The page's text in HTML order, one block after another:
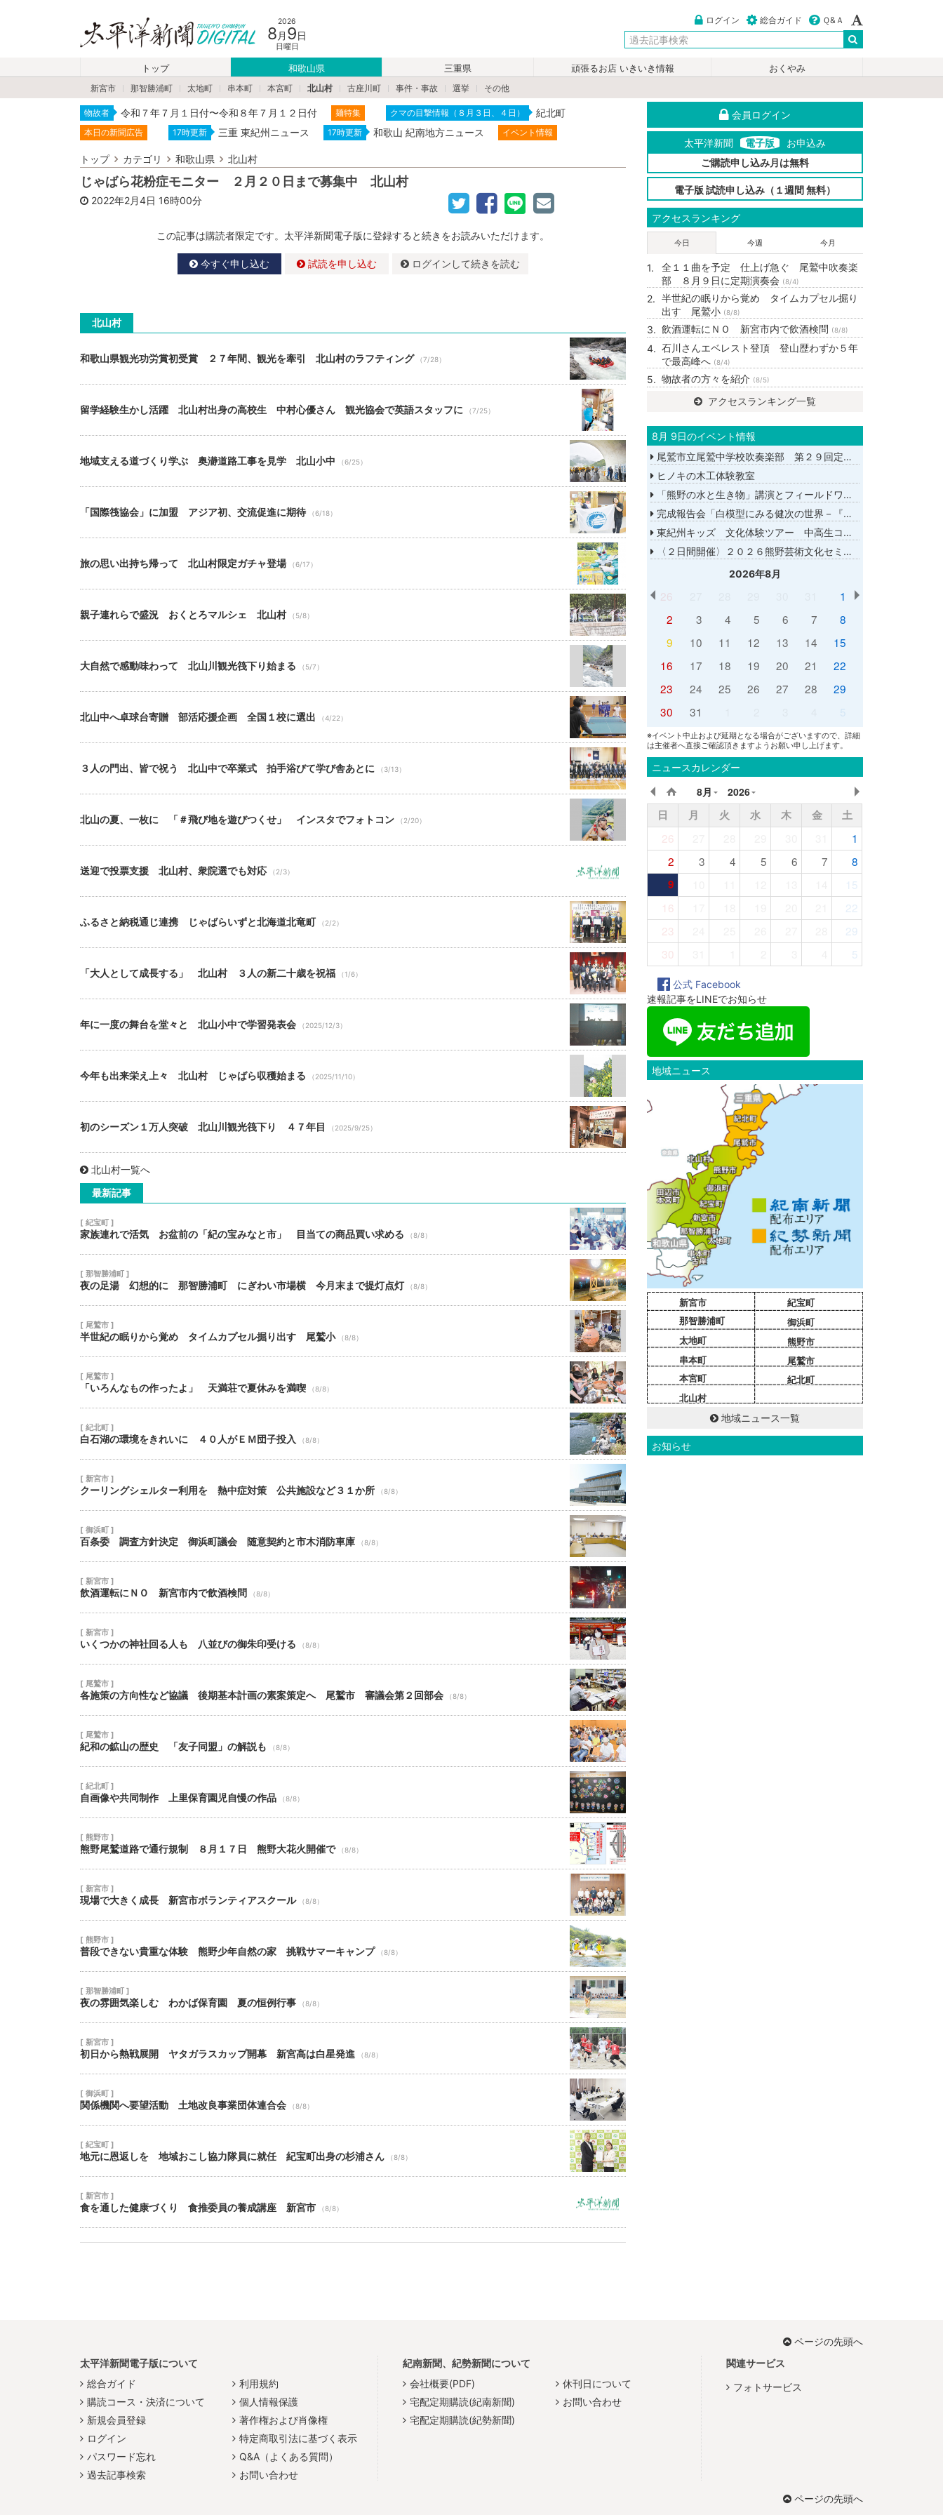
2026
8 月 9日
日曜日
ログイン 総合ガイド Ｑ&Ａ
トップ 和歌山県 三重県 頑張るお店 いきいき情報
おくやみ
新宮市
那智勝浦町 太地町 串本町 本宮町 北山村 古座川町 事件・事故 選挙 その他
物故者 令和７年７月１日付〜令和８年７月１２日付 麺特集 クマの目撃情報（８月３日、４日） 紀北町
本日の新聞広告 17時更新 三重 東紀州ニュース 17時更新 和歌山 紀南地方ニュース イベント情報
トップ カテゴリ 和歌山県 北山村
じゃばら花粉症モニター ２月２０日まで募集中 北山村
2022年2月4日 16時00分
この記事は購読者限定です。太平洋新聞電子版に登録すると続きをお読みいただけます。
今すぐ申し込む 試読を申し込む ログインして続きを読む
北山村
和歌山県観光功労賞初受賞 ２７年間、観光を牽引 北山村のラフティング （7/28）
留学経験生かし活躍 北山村出身の高校生 中村心優さん 観光協会で英語スタッフに （7/25）
地域支える道づくり学ぶ 奥瀞道路工事を見学 北山小中 （6/25）
「国際筏協会」に加盟 アジア初、交流促進に期待 （6/18）
旅の思い出持ち帰って 北山村限定ガチャ登場 （6/17）
親子連れらで盛況 おくとろマルシェ 北山村 （5/8）
大自然で感動味わって 北山川観光筏下り始まる （5/7）
北山中へ卓球台寄贈 部活応援企画 全国１校に選出 （4/22）
３人の門出、皆で祝う 北山中で卒業式 拍手浴びて学び舎あとに （3/13）
北山の夏、一枚に 「＃飛び地を遊びつくせ」 インスタでフォトコン （2/20）
送迎で投票支援 北山村、衆院選でも対応 （2/3）
ふるさと納税通じ連携 じゃばらいずと北海道北竜町 （2/2）
「大人として成長する」 北山村 ３人の新二十歳を祝福 （1/6）
年に一度の舞台を堂々と 北山小中で学習発表会 （2025/12/3）
今年も出来栄え上々 北山村 じゃばら収穫始まる （2025/11/10）
初のシーズン１万人突破 北山川観光筏下り ４７年目 （2025/9/25）
北山村一覧へ
最新記事
[ 紀宝町 ]
家族連れで活気 お盆前の「紀の宝みなと市」 目当ての商品買い求める （8/8）
[ 那智勝浦町 ]
夜の足湯 幻想的に 那智勝浦町 にぎわい市場横 今月末まで提灯点灯 （8/8）
[ 尾鷲市 ]
半世紀の眠りから覚め タイムカプセル掘り出す 尾鷲小 （8/8）
[ 尾鷲市 ]
「いろんなもの作ったよ」 天満荘で夏休みを満喫 （8/8）
[ 紀北町 ]
白石湖の環境をきれいに ４０人がＥＭ団子投入 （8/8）
[ 新宮市 ]
クーリングシェルター利用を 熱中症対策 公共施設など３１か所 （8/8）
[ 御浜町 ]
百条委 調査方針決定 御浜町議会 随意契約と市木消防車庫 （8/8）
[ 新宮市 ]
飲酒運転にＮＯ 新宮市内で飲酒検問 （8/8）
[ 新宮市 ]
いくつかの神社回る人も 八並びの御朱印受ける （8/8）
[ 尾鷲市 ]
各施策の方向性など協議 後期基本計画の素案策定へ 尾鷲市 審議会第２回部会 （8/8）
[ 尾鷲市 ]
紀和の鉱山の歴史 「友子同盟」の解説も （8/8）
[ 紀北町 ]
自画像や共同制作 上里保育園児自慢の作品 （8/8）
[ 熊野市 ]
熊野尾鷲道路で通行規制 ８月１７日 熊野大花火開催で （8/8）
[ 新宮市 ]
現場で大きく成長 新宮市ボランティアスクール （8/8）
[ 熊野市 ]
普段できない貴重な体験 熊野少年自然の家 挑戦サマーキャンプ （8/8）
[ 那智勝浦町 ]
夜の雰囲気楽しむ わかば保育園 夏の恒例行事 （8/8）
[ 新宮市 ]
初日から熱戦展開 ヤタガラスカップ開幕 新宮高は白星発進 （8/8）
[ 御浜町 ]
関係機関へ要望活動 土地改良事業団体連合会 （8/8）
[ 紀宝町 ]
地元に恩返しを 地域おこし協力隊員に就任 紀宝町出身の杉浦さん （8/8）
[ 新宮市 ]
食を通した健康づくり 食推委員の養成講座 新宮市 （8/8）
会員ログイン
太平洋新聞 電子版
お申込み
ご購読申し込み月は無料
電子版 試読申し込み（１週間 無料）
アクセスランキング
今日 今週 今月
全１１曲を予定 仕上げ急ぐ 尾鷲中吹奏楽
部 ８月９日に定期演奏会 (8/4)
半世紀の眠りから覚め タイムカプセル掘り
出す 尾鷲小 (8/8)
飲酒運転にＮＯ 新宮市内で飲酒検問 (8/8)
石川さんエベレスト登頂 登山歴わずか５年
で最高峰へ (8/4)
物故者の方々を紹介 (8/5)
アクセスランキング一覧
8月 9日のイベント情報
尾鷲市立尾鷲中学校吹奏楽部 第２９回定期演奏会
ヒノキの木工体験教室
「熊野の水と生き物」講演とフィールドワーク
完成報告会「白模型にみる健次の世界－『千年の愉楽』『奇蹟』より－」
東紀州キッズ 文化体験ツアー 中高生コース
〈２日間開催〉２０２６熊野芸術文化セミナー
2026年8月
26
1
2
3 4 5 6 7
8
9
10 11 12 13 14
15
16
17 18 19 20 21
22
23
24 25 26 27 28
29
30
31 5
※イベント中止および延期となる場合がございますので、詳細
は主催者へ直接ご確認頂きますようお願い申し上げます。
ニュースカレンダー
8月 2026
日 月 火 水 木 金
土
26
1
2
3 4 5 6 7
8
9
15
16
22
23
29
30
5
公式 Facebook
速報記事をLINEでお知らせ
地域ニュース
新宮市
那智勝浦町
太地町
串本町
本宮町
北山村
紀宝町
御浜町
熊野市
尾鷲市
紀北町
地域ニュース一覧
お知らせ
ページの先頭へ
太平洋新聞電子版について
総合ガイド
購読コース・決済について
新規会員登録
ログイン
パスワード忘れ
過去記事検索
利用規約
個人情報保護
著作権および肖像権
特定商取引法に基づく表示
Q&A（よくある質問）
お問い合わせ
紀南新聞、紀勢新聞について
会社概要(PDF)
宅配定期購読(紀南新聞)
宅配定期購読(紀勢新聞)
休刊日について
お問い合わせ
関連サービス
フォトサービス
ページの先頭へ